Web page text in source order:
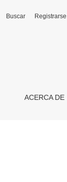
ACERCA DE
Buscar Registrarse